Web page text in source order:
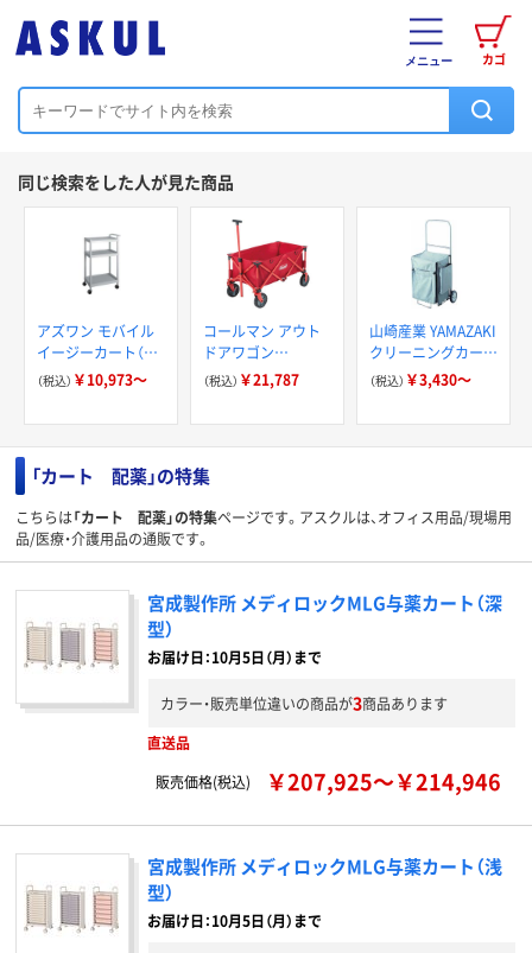
カゴ
メニュー
同じ検索をした人が見た商品
アズワン モバイル
イージーカート（ト
ールタイプ/ワイド
32） ME32シリーズ
（税込） ￥10,973～
コールマン アウト
ドアワゴン
2000021989（直送
（税込） ￥21,787
山崎産業 YAMAZAKI
クリーニングカー
ト/ダストカート プ
（税込） ￥3,430～
「カート 配薬」の特集
こちらは「カート 配薬」の特集ページです。アスクルは、オフィス用品/現場用
品/医療・介護用品の通販です。
宮成製作所 メディロックMLG与薬カート（深
型）
お届け日：10月5日（月）まで
カラー・販売単位違いの商品が3商品あります
直送品
販売価格(税込)
￥207,925～￥214,946
宮成製作所 メディロックMLG与薬カート（浅
型）
お届け日：10月5日（月）まで